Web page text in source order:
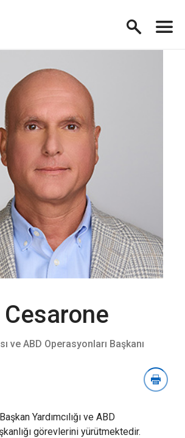
ve ABD Operasyonları Başkanı
Yardımcılığı ve ABD
görevlerini yürütmektedir.